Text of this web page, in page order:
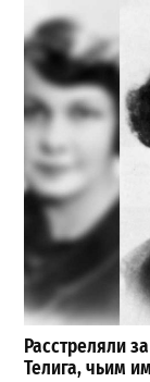
Расстреляли
Телига, чьим